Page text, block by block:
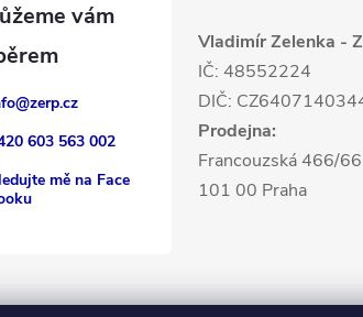
@zerp.cz
603 563 002
mě na Face
Vladimír Zelenka -
IČ: 48552224
DIČ:
Prodejna:
Francouzská 466/66
101 00 Praha